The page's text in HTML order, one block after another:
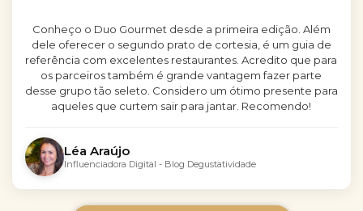
Conheço o Duo Gourmet desde a primeira edição. Além
dele oferecer o segundo prato de cortesia, é um guia de
referência com excelentes restaurantes. Acredito que para
os parceiros também é grande vantagem fazer parte
desse grupo tão seleto. Considero um ótimo presente para
aqueles que curtem sair para jantar. Recomendo!
Léa Araújo
Influenciadora Digital - Blog Degustatividade